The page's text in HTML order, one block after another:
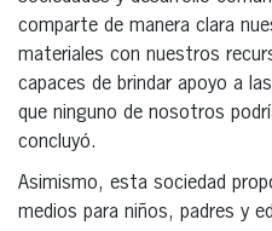
comparte de manera clara
materiales con nuestros
capaces de brindar apoyo a
que ninguno de nosotros
concluyó.
Asimismo, esta sociedad
medios para niños, padres y